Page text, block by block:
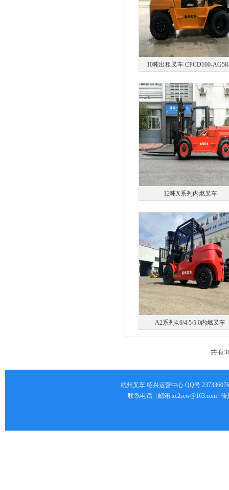
10吨出租叉车 CPCD100-
12吨X系列内燃叉车
A2系列4.0/4.5/5.0内燃叉车
共有
杭州叉车 绍兴运营中心 QQ号
联系电话: | 邮箱:xc2scw@163.com |